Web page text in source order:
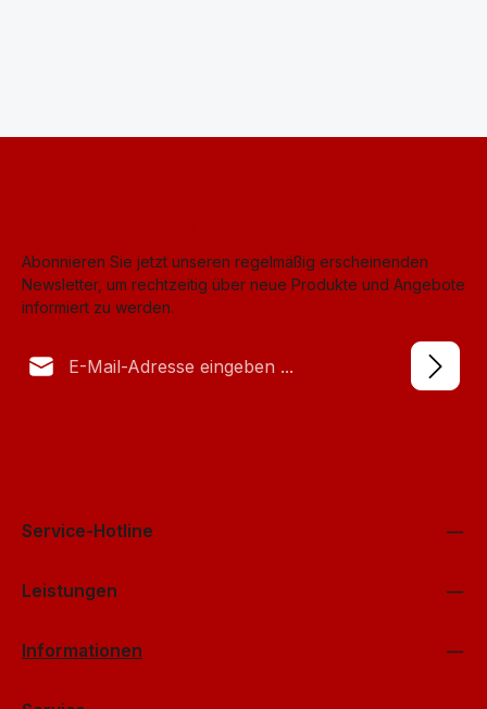
Abonnieren Sie jetzt unseren regelmäßig erscheinenden
Newsletter, um rechtzeitig über neue Produkte und Angebote
informiert zu werden.
Service-Hotline
Leistungen
Informationen